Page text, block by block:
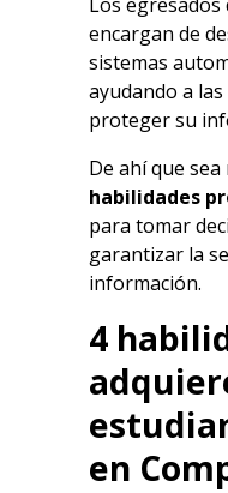
encargan de
sistemas
ayudando a
proteger su
De ahí que
habilidades
para tomar
garantizar la
información.
4
en